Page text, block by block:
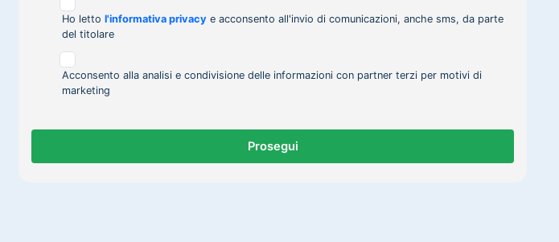
Ho letto l'informativa privacy e acconsento all'invio di comunicazioni, anche sms, da parte
del titolare
Acconsento alla analisi e condivisione delle informazioni con partner terzi per motivi di
marketing